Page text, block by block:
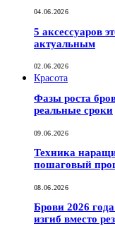
04.06.2026
5 аксессуаров
актуальным
02.06.2026
Красота
Фазы роста
реальные сроки
09.06.2026
Техника
пошаговый
08.06.2026
Брови 2026
изгиб вместо